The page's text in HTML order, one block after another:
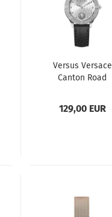
Versus Versace
Canton Road
129,00 EUR